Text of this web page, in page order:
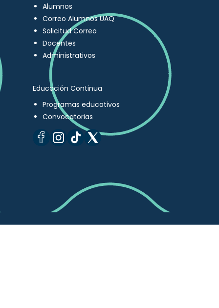
Alumnos
Correo Alumnos UAQ
Solicitud Correo
Docentes
Administrativos
Educación Continua
Programas educativos
Convocatorias